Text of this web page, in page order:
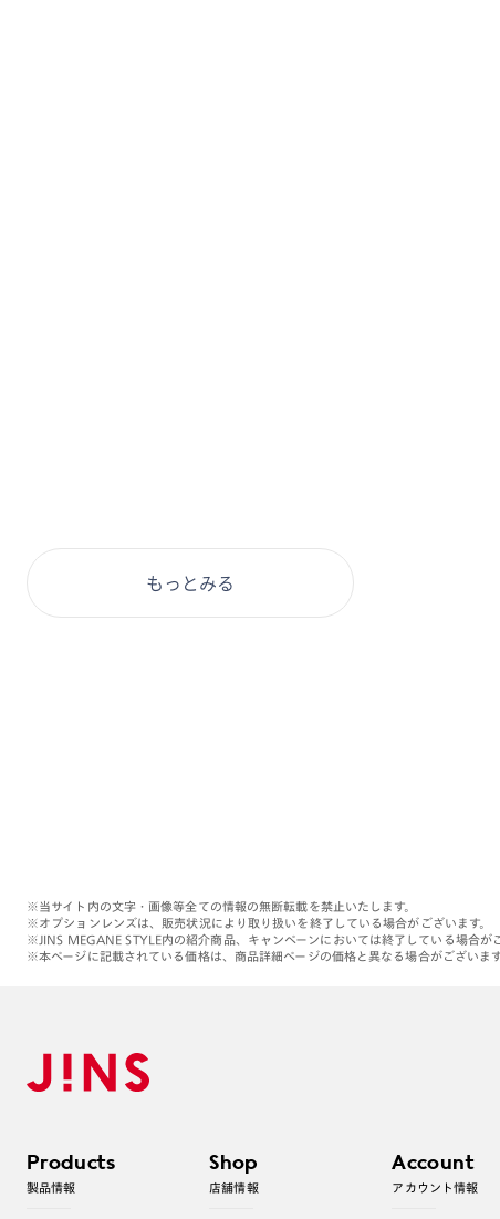
もっとみる
※当サイト内の文字・画像等全ての情報の無断転載を禁止いたします。
※オプションレンズは、販売状況により取り扱いを終了している場合がございます。
※JINS MEGANE STYLE内の紹介商品、キャンペーンにおいては終了している場合がご
※本ページに記載されている価格は、商品詳細ページの価格と異なる場合がございま
Products
製品情報
Shop
店舗情報
Account
アカウント情報